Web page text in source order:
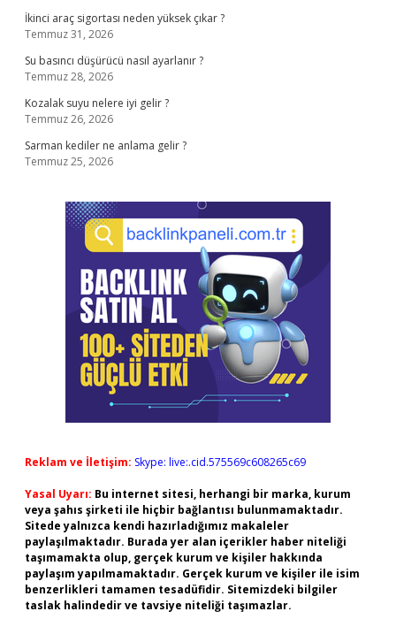
İkinci araç sigortası neden yüksek çıkar ?
Temmuz 31, 2026
Su basıncı düşürücü nasıl ayarlanır ?
Temmuz 28, 2026
Kozalak suyu nelere iyi gelir ?
Temmuz 26, 2026
Sarman kediler ne anlama gelir ?
Temmuz 25, 2026
Reklam ve İletişim: Skype: live:.cid.575569c608265c69
Yasal Uyarı: Bu internet sitesi, herhangi bir marka, kurum
veya şahıs şirketi ile hiçbir bağlantısı bulunmamaktadır.
Sitede yalnızca kendi hazırladığımız makaleler
paylaşılmaktadır. Burada yer alan içerikler haber niteliği
taşımamakta olup, gerçek kurum ve kişiler hakkında
paylaşım yapılmamaktadır. Gerçek kurum ve kişiler ile isim
benzerlikleri tamamen tesadüfidir. Sitemizdeki bilgiler
taslak halindedir ve tavsiye niteliği taşımazlar.